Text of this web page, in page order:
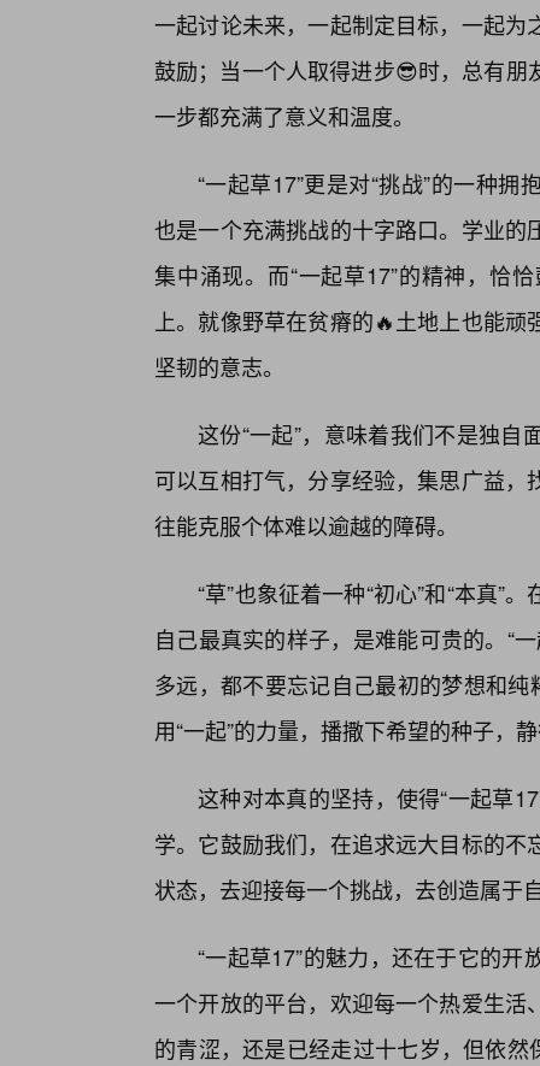
一起讨论未来，一起制定目标，一起
鼓励；当一个人取得进步😎时，总有
一步都充满了意义和温度。
“一起草17”更是对“挑战”的一种
也是一个充满挑战的十字路口。学业
集中涌现。而“一起草17”的精神，恰
上。就像野草在贫瘠的🔥土地上也能
坚韧的意志。
这份“一起”，意味着我们不是独
可以互相打气，分享经验，集思广益
往能克服个体难以逾越的障碍。
“草”也象征着一种“初心”和“本真”
自己最真实的样子，是难能可贵的。“
多远，都不要忘记自己最初的梦想和
用“一起”的力量，播撒下希望的种子，
这种对本真的坚持，使得“一起草
学。它鼓励我们，在追求远大目标的
状态，去迎接每一个挑战，去创造属于
“一起草17”的魅力，还在于它的
一个开放的平台，欢迎每一个热爱生
的青涩，还是已经走过十七岁，但依然